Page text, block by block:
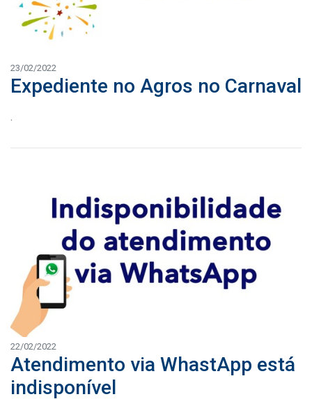
23/02/2022
Expediente no Agros no Carnaval
.
22/02/2022
Atendimento via WhastApp está
indisponível